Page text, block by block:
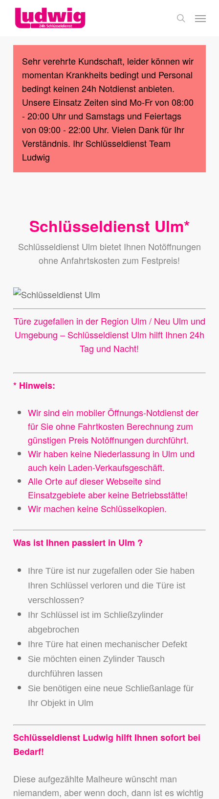
Skip
content
search
Menu
Sehr verehrte Kundschaft, leider können wir
momentan Krankheits bedingt und Personal
bedingt keinen 24h Notdienst anbieten.
Unsere Einsatz Zeiten sind Mo-Fr von 08:00
- 20:00 Uhr und Samstags und Feiertags
von 09:00 - 22:00 Uhr. Vielen Dank für Ihr
Verständnis. Ihr Schlüsseldienst Team
Ludwig
Schlüsseldienst Ulm*
Schlüsseldienst Ulm bietet Ihnen Notöffnungen
ohne Anfahrtskosten zum Festpreis!
Türe zugefallen in der Region Ulm / Neu Ulm und
Umgebung – Schlüsseldienst Ulm hilft Ihnen 24h
Tag und Nacht!
* Hinweis:
Wir sind ein mobiler Öffnungs-Notdienst der
für Sie ohne Fahrtkosten Berechnung zum
günstigen Preis Notöffnungen durchführt.
Wir haben keine Niederlassung in Ulm und
auch kein Laden-Verkaufsgeschäft.
Alle Orte auf dieser Webseite sind
Einsatzgebiete aber keine Betriebsstätte!
Wir machen keine Schlüsselkopien.
Was ist Ihnen passiert in Ulm ?
Ihre Türe ist nur zugefallen oder Sie haben
Ihren Schlüssel verloren und die Türe ist
verschlossen?
Ihr Schlüssel ist im Schließzylinder
abgebrochen
Ihre Türe hat einen mechanischer Defekt
Sie möchten einen Zylinder Tausch
durchführen lassen
Sie benötigen eine neue Schließanlage für
Ihr Objekt in Ulm
Schlüsseldienst Ludwig hilft Ihnen sofort bei
Bedarf!
Diese aufgezählte Malheure wünscht man
niemandem, aber wenn doch, dann ist es wichtig